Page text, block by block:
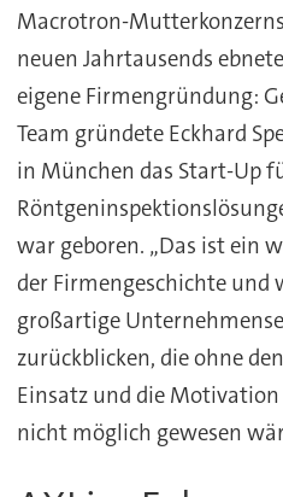
Macrotron-
neuen Jahrtausends
eigene Firmengründung:
Team gründete Eckhard
in München das Start-Up
war geboren. „Das ist ein
der Firmengeschichte und
großartige
zurückblicken, die ohne
Einsatz und die
nicht möglich gewesen